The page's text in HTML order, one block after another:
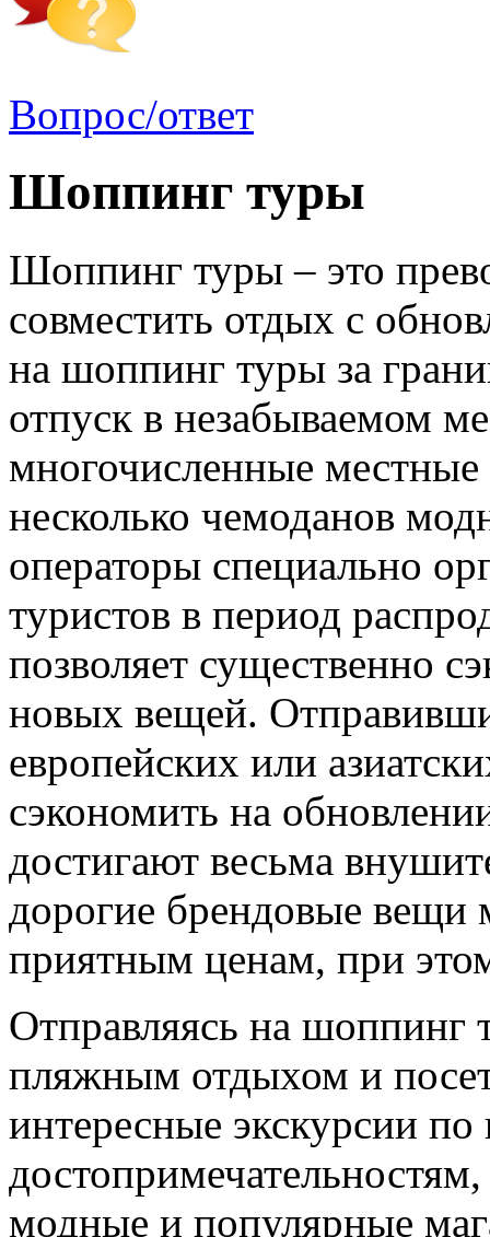
Вопрос/ответ
Шоппинг туры
Шоппинг туры – это
совместить отдых с
на шоппинг туры за
отпуск в незабываемом
многочисленные
несколько чемоданов
операторы специально
туристов в период
позволяет существенно
новых вещей.
европейских или
сэкономить на
достигают весьма
дорогие брендовые
приятным ценам, при
Отправляясь на шоппинг
пляжным отдыхом и
интересные экскурсии
модные и популярные